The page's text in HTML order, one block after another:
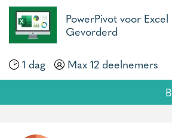
PowerPivot voor
Gevorderd
1 dag
Max 12 deelnemers